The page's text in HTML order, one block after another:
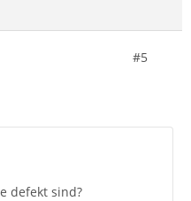
#5
defekt sind?